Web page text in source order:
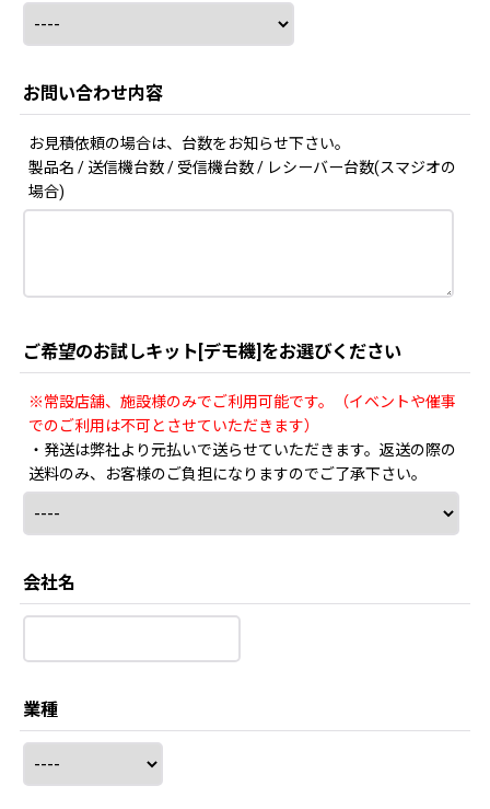
お問い合わせ内容
お見積依頼の場合は、台数をお知らせ下さい。
製品名 / 送信機台数 / 受信機台数 / レシーバー台数(スマジオの
場合)
ご希望のお試しキット[デモ機]をお選びください
※常設店舗、施設様のみでご利用可能です。（イベントや催事
でのご利用は不可とさせていただきます）
・発送は弊社より元払いで送らせていただきます。返送の際の
送料のみ、お客様のご負担になりますのでご了承下さい。
会社名
業種